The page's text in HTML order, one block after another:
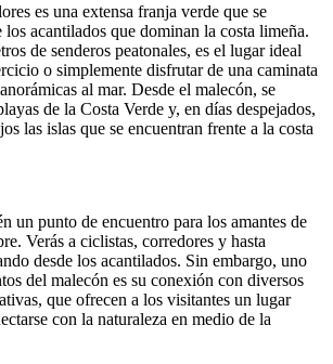
es una extensa franja verde que se
acantilados que dominan la costa limeña.
de senderos peatonales, es el lugar ideal
o simplemente disfrutar de una caminata
al mar. Desde el malecón, se
de la Costa Verde y, en días despejados,
las islas que se encuentran frente a la costa
un punto de encuentro para los amantes de
Verás a ciclistas, corredores y hasta
desde los acantilados. Sin embargo, uno
del malecón es su conexión con diversos
que ofrecen a los visitantes un lugar
con la naturaleza en medio de la